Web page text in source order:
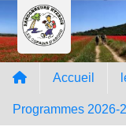
Accueil
Programmes 2026-
Panneau de gestion